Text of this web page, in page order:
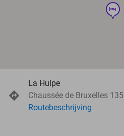
hotel
La Hulpe
Chaussée de Bruxelles 135
Routebeschrijving